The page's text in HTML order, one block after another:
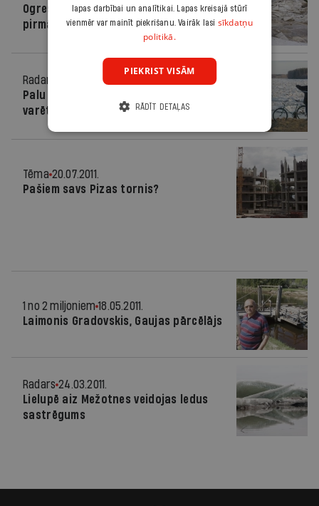
Ogres upes apkaimē applūdušas
pirmās mājas
Radars
27.03.2013.
Palu laikā Daugava pie Jēkabpils
varētu pārkāpt 6,3 m atzīmi
Tēma 20.07.2011.
Pašiem savs Pizas tornis?
1 no 2 miljoniem 18.05.2011.
Laimonis Gradovskis, Gaujas pārcēlājs
Radars 24.03.2011.
Lielupē aiz Mežotnes veidojas ledus
sastrēgums
lapas darbībai un analītikai. Lapas kreisajā stūrī
vienmēr var mainīt piekrišanu. Vairāk lasi sīkdatņu
politikā.
PIEKRIST VISĀM
RĀDĪT DETAĻAS